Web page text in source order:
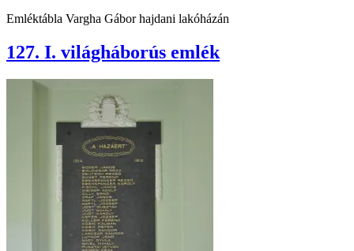
Emléktábla Vargha Gábor hajdani lakóházán
127. I. világháborús emlék